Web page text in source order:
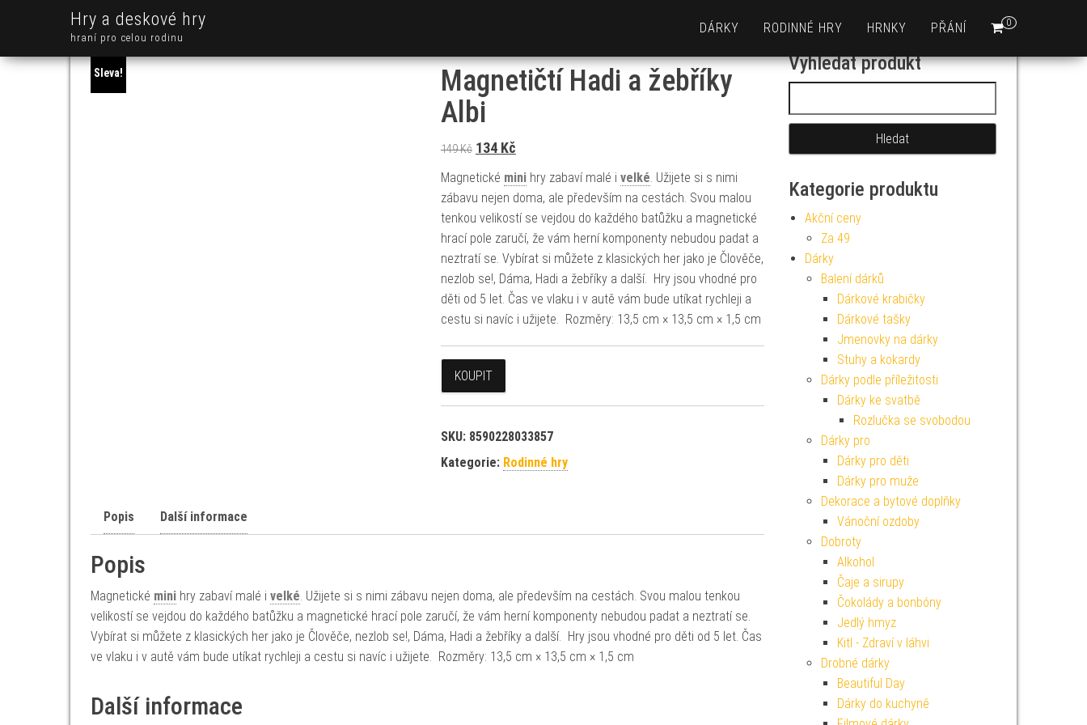
Hry a deskové hry
hraní pro celou rodinu
0
DÁRKY RODINNÉ HRY HRNKY PŘÁNÍ
Sleva!
Magnetičtí Hadi a žebříky
Albi
149Kč Původní cena byla: 149 Kč.
134 KčAktuální cena je: 134 Kč.
Magnetické minihry zabaví malé i velké. Užijete si s nimi
zábavu nejen doma, ale především na cestách. Svou malou
tenkou velikostí se vejdou do každého batůžku a magnetické
hrací pole zaručí, že vám herní komponenty nebudou padat a
neztratí se. Vybírat si můžete z klasických her jako je Člověče,
nezlob se!, Dáma, Hadi a žebříky a další. Hry jsou vhodné pro
děti od 5 let. Čas ve vlaku i v autě vám bude utíkat rychleji a
cestu si navíc i užijete. Rozměry: 13,5 cm × 13,5 cm × 1,5 cm
KOUPIT
SKU: 8590228033857
Kategorie: Rodinné hry
Popis Další informace
Popis
Magnetické mini hry zabaví malé i velké. Užijete si s nimi zábavu nejen doma, ale především na cestách. Svou malou tenkou
velikostí se vejdou do každého batůžku a magnetické hrací pole zaručí, že vám herní komponenty nebudou padat a neztratí se.
Vybírat si můžete z klasických her jako je Člověče, nezlob se!, Dáma, Hadi a žebříky a další. Hry jsou vhodné pro děti od 5 let. Čas
ve vlaku i v autě vám bude utíkat rychleji a cestu si navíc i užijete. Rozměry: 13,5 cm × 13,5 cm × 1,5 cm
Další informace
Vyhledat produkt
Kategorie produktu
Akční ceny
Za 49
Dárky
Balení dárků
Dárkové krabičky
Dárkové tašky
Jmenovky na dárky
Stuhy a kokardy
Dárky podle příležitosti
Dárky ke svatbě
Rozlučka se svobodou
Dárky pro
Dárky pro děti
Dárky pro muže
Dekorace a bytové doplňky
Vánoční ozdoby
Dobroty
Alkohol
Čaje a sirupy
Čokolády a bonbóny
Jedlý hmyz
Kitl - Zdraví v láhvi
Drobné dárky
Beautiful Day
Dárky do kuchyně